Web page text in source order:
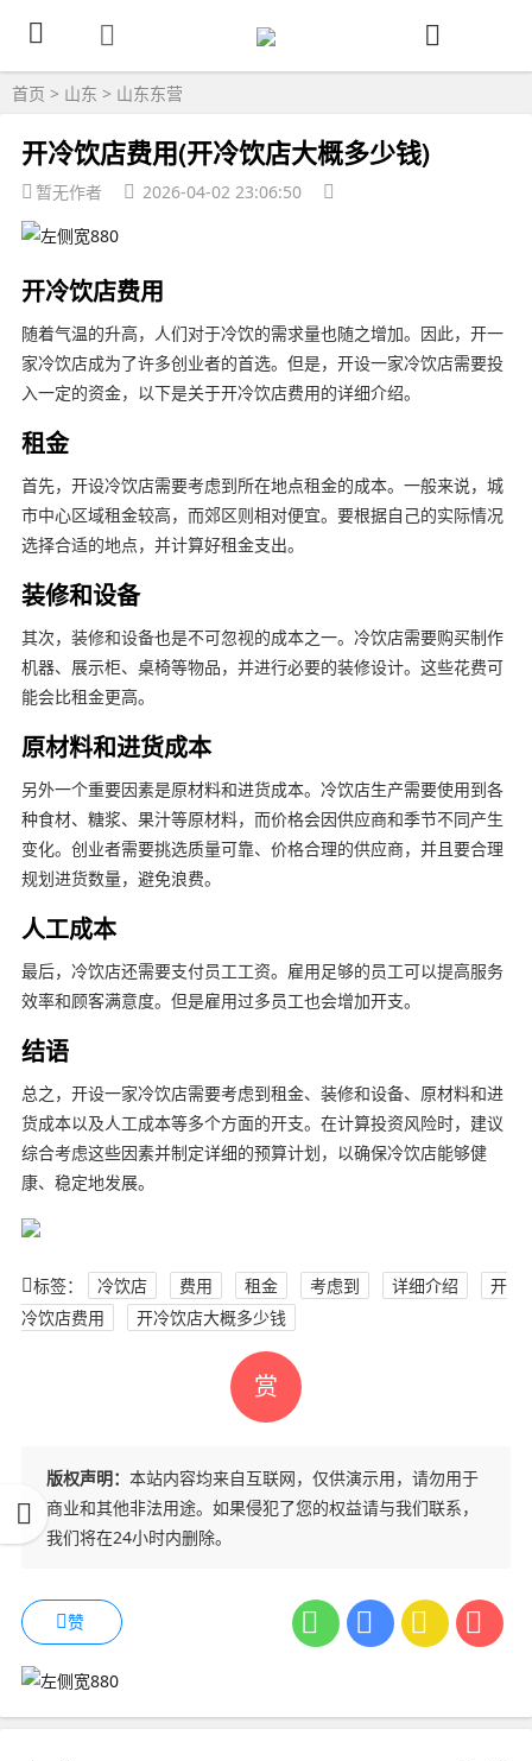
首页 > 山东 > 山东东营
开冷饮店费用(开冷饮店大概多少钱)
暂无作者 2026-04-02 23:06:50
开冷饮店费用
随着气温的升高，人们对于冷饮的需求量也随之增加。因此，开一
家冷饮店成为了许多创业者的首选。但是，开设一家冷饮店需要投
入一定的资金，以下是关于开冷饮店费用的详细介绍。
租金
首先，开设冷饮店需要考虑到所在地点租金的成本。一般来说，城
市中心区域租金较高，而郊区则相对便宜。要根据自己的实际情况
选择合适的地点，并计算好租金支出。
装修和设备
其次，装修和设备也是不可忽视的成本之一。冷饮店需要购买制作
机器、展示柜、桌椅等物品，并进行必要的装修设计。这些花费可
能会比租金更高。
原材料和进货成本
另外一个重要因素是原材料和进货成本。冷饮店生产需要使用到各
种食材、糖浆、果汁等原材料，而价格会因供应商和季节不同产生
变化。创业者需要挑选质量可靠、价格合理的供应商，并且要合理
规划进货数量，避免浪费。
人工成本
最后，冷饮店还需要支付员工工资。雇用足够的员工可以提高服务
效率和顾客满意度。但是雇用过多员工也会增加开支。
结语
总之，开设一家冷饮店需要考虑到租金、装修和设备、原材料和进
货成本以及人工成本等多个方面的开支。在计算投资风险时，建议
综合考虑这些因素并制定详细的预算计划，以确保冷饮店能够健
康、稳定地发展。
标签： 冷饮店 费用 租金 考虑到 详细介绍
开
冷饮店费用
开冷饮店大概多少钱
赏
版权声明： 本站内容均来自互联网，仅供演示用，请勿用于
商业和其他非法用途。如果侵犯了您的权益请与我们联系，
我们将在24小时内删除。
赞